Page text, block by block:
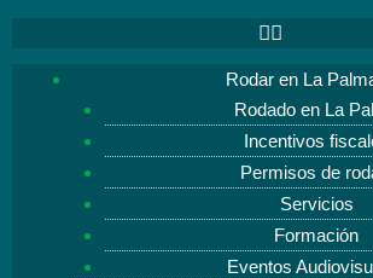
Rodar en La
Rodado en La
Incentivos
Permisos de
Servicios
Formación
Eventos